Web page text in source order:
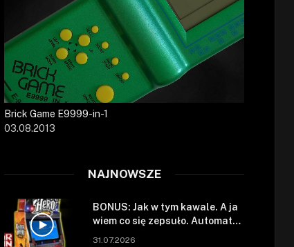
Brick Game E9999-in-1
03.08.2013
NAJNOWSZE
BONUS: Jak w tym kawale. A ja
wiem co się zepsuło. Automat
31.07.2026